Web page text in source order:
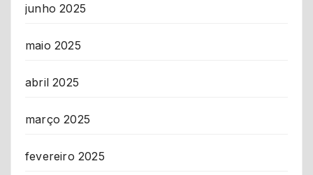
junho 2025
maio 2025
abril 2025
março 2025
fevereiro 2025